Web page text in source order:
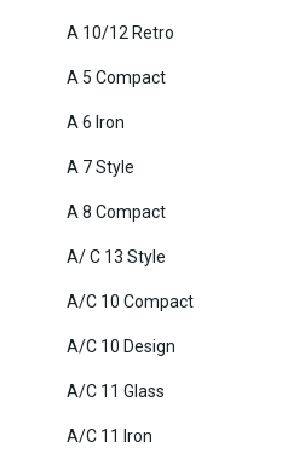
A 10/12 Retro
A 5 Compact
A 6 Iron
A 7 Style
A 8 Compact
A/ C 13 Style
A/C 10 Compact
A/C 10 Design
A/C 11 Glass
A/C 11 Iron